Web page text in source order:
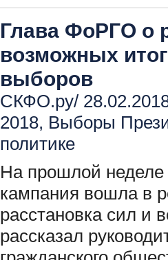
Глава ФоРГО о
возможных
выборов
СКФО.ру/
2018, Выборы
политике
На прошлой неделе
кампания вошла в
расстановка сил и
рассказал